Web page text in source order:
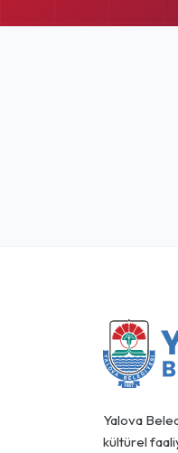
Yalova
kültürel